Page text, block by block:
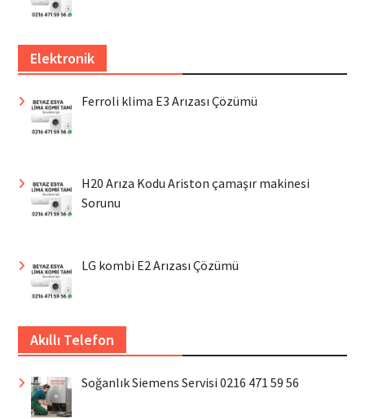
Elektronik
Ferroli klima E3 Arızası Çözümü
H20 Arıza Kodu Ariston çamaşır makinesi
Sorunu
LG kombi E2 Arızası Çözümü
Akıllı Telefon
Soğanlık Siemens Servisi 0216 471 59 56